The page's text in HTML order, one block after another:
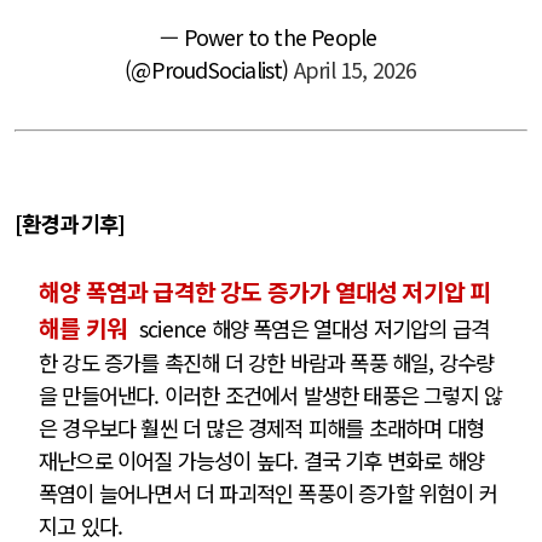
— Power to the People
(@ProudSocialist) April 15, 2026
[환경과 기후]
해양 폭염과 급격한 강도 증가가 열대성 저기압 피
해를 키워 science 해양 폭염은 열대성 저기압의 급격
한 강도 증가를 촉진해 더 강한 바람과 폭풍 해일, 강수량
을 만들어낸다. 이러한 조건에서 발생한 태풍은 그렇지 않
은 경우보다 훨씬 더 많은 경제적 피해를 초래하며 대형
재난으로 이어질 가능성이 높다. 결국 기후 변화로 해양
폭염이 늘어나면서 더 파괴적인 폭풍이 증가할 위험이 커
지고 있다.